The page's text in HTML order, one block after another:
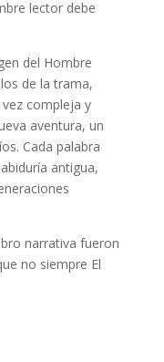
lector debe
del Hombre
de la trama,
compleja y
aventura, un
Cada palabra
antigua,
narrativa fueron
no siempre El